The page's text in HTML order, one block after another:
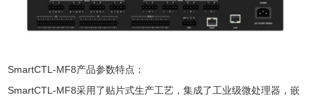
SmartCTL-MF8产品参数特点：
SmartCTL-MF8采用了贴片式生产工艺，集成了工业级微处理器，嵌